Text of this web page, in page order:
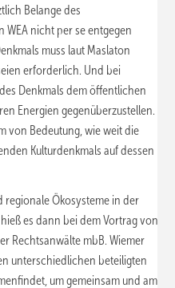
Belange des
WEA nicht per se entgegen
muss laut Maslaton
erforderlich. Und bei
Denkmals dem öffentlichen
Energien gegenüberzustellen.
von Bedeutung, wie weit die
Kulturdenkmals auf dessen
regionale Ökosysteme in der
es dann bei dem Vortrag von
Rechtsanwälte mbB. Wiemer
unterschiedlichen beteiligten
um gemeinsam und am